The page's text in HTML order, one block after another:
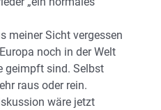
meiner Sicht vergessen
noch in der Welt
geimpft sind. Selbst
raus oder rein.
wäre jetzt